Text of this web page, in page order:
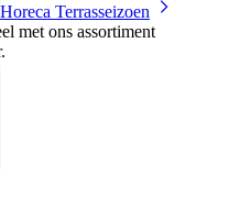
Horeca Terrasseizoen
met ons assortiment